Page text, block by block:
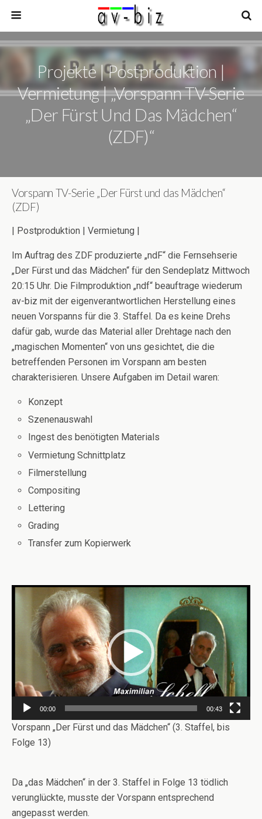
Projekte | Postproduktion |
Vermietung | „Vorspann TV-Serie
„Der Fürst Und Das Mädchen“
(ZDF)“
Vorspann TV-Serie „Der Fürst und das Mädchen“
(ZDF)
| Postproduktion | Vermietung |
Im Auftrag des ZDF produzierte „ndF“ die Fernsehserie
„Der Fürst und das Mädchen“ für den Sendeplatz Mittwoch
20:15 Uhr. Die Filmproduktion „ndf“ beauftrage wiederum
av-biz mit der eigenverantwortlichen Herstellung eines
neuen Vorspanns für die 3. Staffel. Da es keine Drehs
dafür gab, wurde das Material aller Drehtage nach den
„magischen Momenten“ von uns gesichtet, die die
betreffenden Personen im Vorspann am besten
charakterisieren. Unsere Aufgaben im Detail waren:
Konzept
Szenenauswahl
Ingest des benötigten Materials
Vermietung Schnittplatz
Filmerstellung
Compositing
Lettering
Grading
Transfer zum Kopierwerk
Video-
Player
00:00 00:43
Vorspann „Der Fürst und das Mädchen“ (3. Staffel, bis
Folge 13)
Da „das Mädchen“ in der 3. Staffel in Folge 13 tödlich
verunglückte, musste der Vorspann entsprechend
angepasst werden.